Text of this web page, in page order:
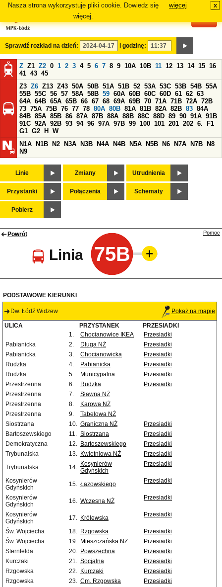
Nasza strona wykorzystuje pliki cookie. Dowiedz się
więcej.
więcej x
Sprawdź rozkład na dzień: i godzinę:
Z Z1 Z2 0 1 2 3 4 5 6 7 8 9 10A 10B 11 12 13 14 15 16
41 43 45
Z3 Z6 Z13 Z43 50A 50B 51A 51B 52 53A 53C 53B 54B 55A
55B 55C 56 57 58A 58B 59 60A 60B 60C 60D 61 62 63
64A 64B 65A 65B 66 67 68 69A 69B 70 71A 71B 72A 72B
73 75A 75B 76 77 78 80A 80B 81A 81B 82A 82B 83 84A
84B 85A 85B 86 87A 87B 88A 88B 88C 88D 89 90 91A 91B
91C 92A 92B 93 94 96 97A 97B 99 100 101 201 202 6.
F1
G1 G2 H
W
N1A
N1B N2 N3A N3B N4A N4B N5A N5B N6 N7A N7B
N8
N9
Linie Zmiany Utrudnienia
Przystanki Połączenia Schematy
Pobierz
Powrót
Linia 75B
Pomoc
PODSTAWOWE KIERUNKI
Dw. Łódź Widzew Pokaż na mapie
ULICA PRZYSTANEK
PRZESIADKI
1.
Chocianowice IKEA
Przesiadki
Pabianicka
2. Długa NŻ
Przesiadki
Pabianicka
3. Chocianowicka
Przesiadki
Rudzka
4. Pabianicka
Przesiadki
Rudzka
5. Municypalna
Przesiadki
Przestrzenna
6. Rudzka
Przesiadki
Przestrzenna
7.
Sławna NŻ
Przestrzenna
8.
Karowa NŻ
Przestrzenna
9.
Tabelowa NŻ
Siostrzana
10. Graniczna NŻ
Przesiadki
Bartoszewskiego
11. Siostrzana
Przesiadki
Demokratyczna
12. Bartoszewskiego
Przesiadki
Trybunalska
13. Kwietniowa NŻ
Przesiadki
Trybunalska
14. Kosynierów
Gdyńskich
Przesiadki
Kosynierów
Gdyńskich
15. Łazowskiego Przesiadki
Kosynierów
Gdyńskich
16. Wczesna NŻ Przesiadki
Kosynierów
Gdyńskich
17. Królewska Przesiadki
Św. Wojciecha 18. Rzgowska
Przesiadki
Św. Wojciecha
19. Mieszczańska NŻ
Przesiadki
Sternfelda
20. Powszechna
Przesiadki
Kurczaki
21. Socjalna
Przesiadki
Rzgowska
22. Kurczaki
Przesiadki
Rzgowska
23. Cm. Rzgowska
Przesiadki